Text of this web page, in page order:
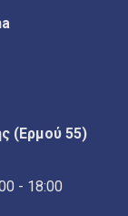
(Ερμού 55)
- 18:00